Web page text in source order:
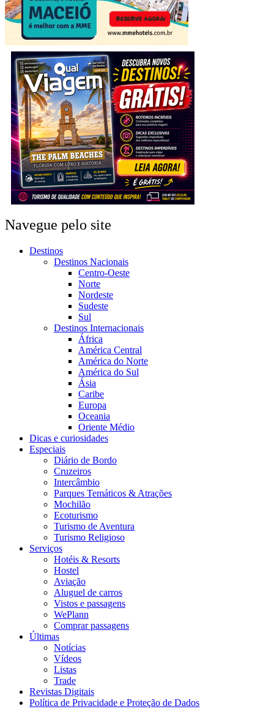
Navegue pelo site
Destinos
Destinos Nacionais
Centro-Oeste
Norte
Nordeste
Sudeste
Sul
Destinos Internacionais
África
América Central
América do Norte
América do Sul
Ásia
Caribe
Europa
Oceania
Oriente Médio
Dicas e curiosidades
Especiais
Diário de Bordo
Cruzeiros
Intercâmbio
Parques Temáticos & Atrações
Mochilão
Ecoturismo
Turismo de Aventura
Turismo Religioso
Serviços
Hotéis & Resorts
Hostel
Aviação
Aluguel de carros
Vistos e passagens
WePlann
Comprar passagens
Últimas
Notícias
Vídeos
Listas
Trade
Revistas Digitais
Política de Privacidade e Proteção de Dados